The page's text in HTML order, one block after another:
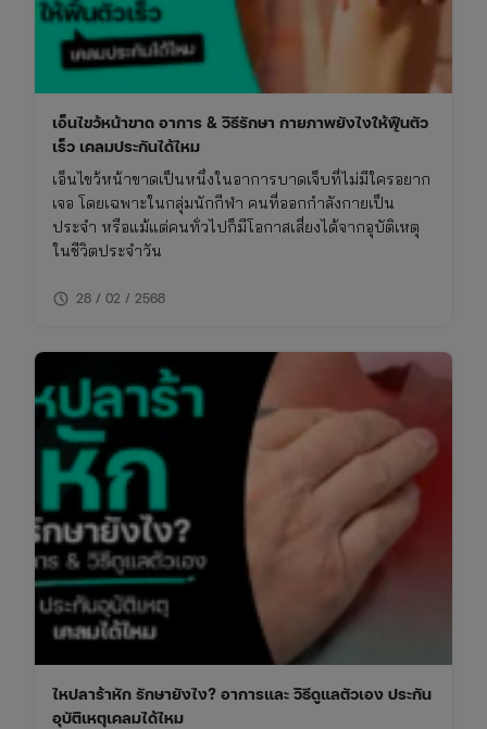
เอ็นไขว้หน้าขาด อาการ & วิธีรักษา กายภาพยังไงให้ฟื้นตัว
เร็ว เคลมประกันได้ไหม
เอ็นไขว้หน้าขาดเป็นหนึ่งในอาการบาดเจ็บที่ไม่มีใครอยาก
เจอ โดยเฉพาะในกลุ่มนักกีฬา คนที่ออกกำลังกายเป็น
ประจำ หรือแม้แต่คนทั่วไปก็มีโอกาสเสี่ยงได้จากอุบัติเหตุ
ในชีวิตประจำวัน
schedule 28 / 02 / 2568
ไหปลาร้าหัก รักษายังไง? อาการและ วิธีดูแลตัวเอง ประกัน
อุบัติเหตุเคลมได้ไหม